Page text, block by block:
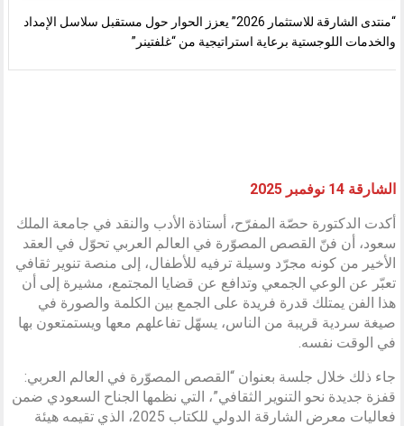
“منتدى الشارقة للاستثمار 2026” يعزز الحوار حول مستقبل سلاسل الإمداد
والخدمات اللوجستية برعاية استراتيجية من “غلفتينر”
الشارقة 14 نوفمبر 2025
أكدت الدكتورة حصّة المفرّح، أستاذة الأدب والنقد في جامعة الملك
سعود، أن فنّ القصص المصوّرة في العالم العربي تحوّل في العقد
الأخير من كونه مجرّد وسيلة ترفيه للأطفال، إلى منصة تنوير ثقافي
تعبّر عن الوعي الجمعي وتدافع عن قضايا المجتمع، مشيرة إلى أن
هذا الفن يمتلك قدرة فريدة على الجمع بين الكلمة والصورة في
صيغة سردية قريبة من الناس، يسهّل تفاعلهم معها ويستمتعون بها
في الوقت نفسه.
جاء ذلك خلال جلسة بعنوان “القصص المصوّرة في العالم العربي:
قفزة جديدة نحو التنوير الثقافي”، التي نظمها الجناح السعودي ضمن
فعاليات معرض الشارقة الدولي للكتاب 2025، الذي تقيمه هيئة